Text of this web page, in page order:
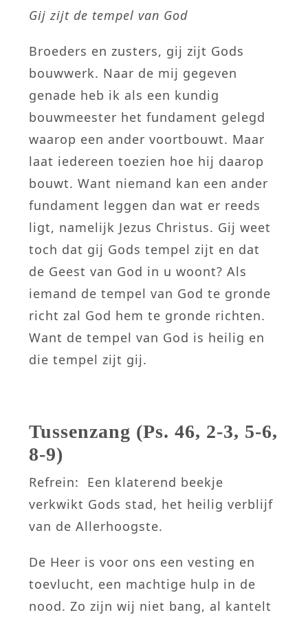
Gij zijt de tempel van God
Broeders en zusters, gij zijt Gods
bouwwerk. Naar de mij gegeven
genade heb ik als een kundig
bouwmeester het fundament gelegd
waarop een ander voortbouwt. Maar
laat iedereen toezien hoe hij daarop
bouwt. Want niemand kan een ander
fundament leggen dan wat er reeds
ligt, namelijk Jezus Christus. Gij weet
toch dat gij Gods tempel zijt en dat
de Geest van God in u woont? Als
iemand de tempel van God te gronde
richt zal God hem te gronde richten.
Want de tempel van God is heilig en
die tempel zijt gij.
Tussenzang (Ps. 46, 2-3, 5-6,
8-9)
Refrein: Een klaterend beekje
verkwikt Gods stad, het heilig verblijf
van de Allerhoogste.
De Heer is voor ons een vesting en
toevlucht, een machtige hulp in de
nood. Zo zijn wij niet bang, al kantelt